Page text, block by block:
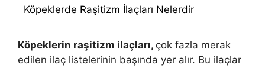
Köpeklerde Raşitizm İlaçları Nelerdir
Köpeklerin raşitizm ilaçları, çok fazla merak
edilen ilaç listelerinin başında yer alır. Bu ilaçlar